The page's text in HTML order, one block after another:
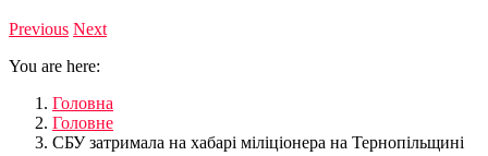
Previous Next
You are here:
Головна
Головне
СБУ затримала на хабарі міліціонера на Тернопільщині